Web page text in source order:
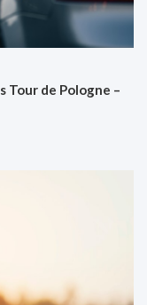
Tour de Pologne –